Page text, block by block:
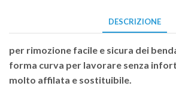
DESCRIZIONE
per rimozione facile e sicura dei
forma curva per lavorare senza
molto affilata e sostituibile.